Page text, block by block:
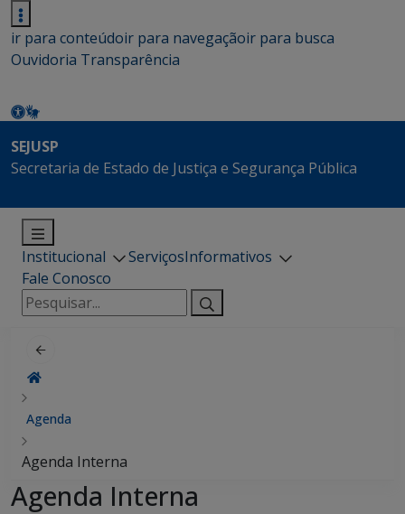
ir para conteúdoir para navegaçãoir para busca
Ouvidoria Transparência
SEJUSP
Secretaria de Estado de Justiça e Segurança Pública
Institucional ServiçosInformativos
Fale Conosco
Pesquisar
por:
Agenda
Agenda Interna
Agenda Interna